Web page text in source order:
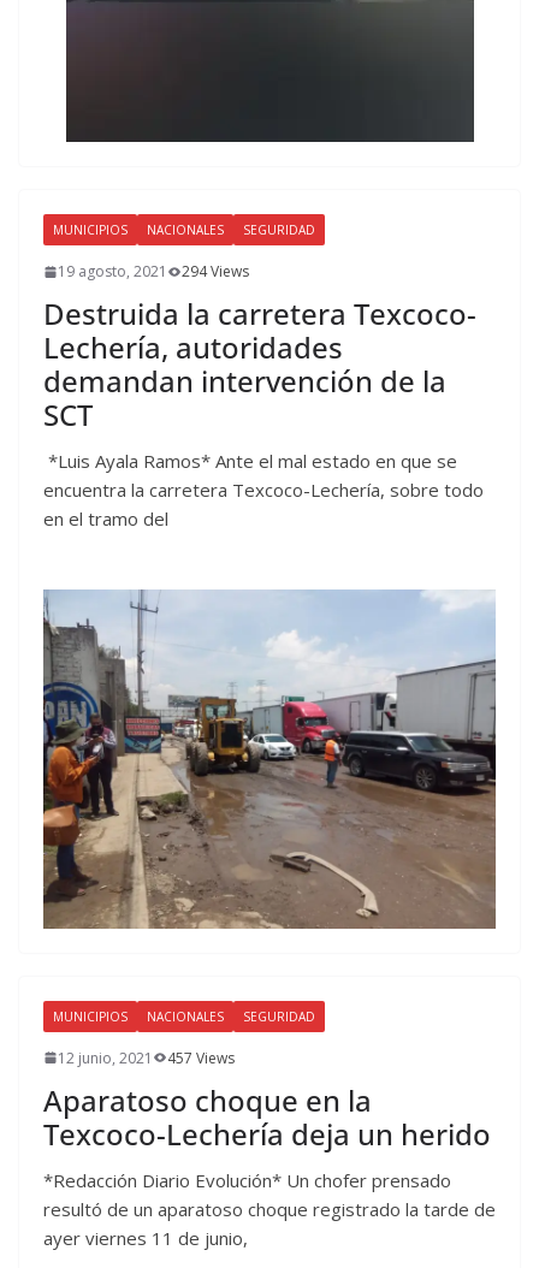
MUNICIPIOS NACIONALES SEGURIDAD
19 agosto, 2021 294 Views
Destruida la carretera Texcoco-
Lechería, autoridades
demandan intervención de la
SCT
*Luis Ayala Ramos* Ante el mal estado en que se
encuentra la carretera Texcoco-Lechería, sobre todo
en el tramo del
MUNICIPIOS NACIONALES SEGURIDAD
12 junio, 2021 457 Views
Aparatoso choque en la
Texcoco-Lechería deja un herido
*Redacción Diario Evolución* Un chofer prensado
resultó de un aparatoso choque registrado la tarde de
ayer viernes 11 de junio,